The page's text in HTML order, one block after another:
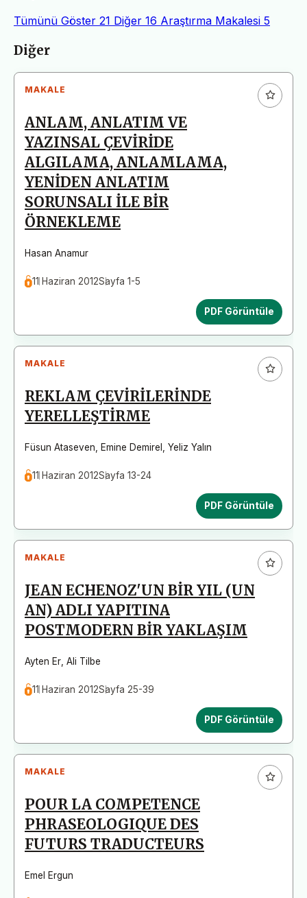
Tümünü Göster 21 Diğer 16 Araştırma Makalesi 5
Makaleler
Diğer
MAKALE
ANLAM, ANLATIM VE
YAZINSAL ÇEVİRİDE
ALGILAMA, ANLAMLAMA,
YENİDEN ANLATIM
SORUNSALI İLE BİR
ÖRNEKLEME
Hasan Anamur
11 Haziran 2012Sayfa 1-5
PDF Görüntüle
MAKALE
REKLAM ÇEVİRİLERİNDE
YERELLEŞTİRME
Füsun Ataseven Emine Demirel Yeliz Yalın
11 Haziran 2012Sayfa 13-24
PDF Görüntüle
MAKALE
JEAN ECHENOZ'UN BİR YIL (UN
AN) ADLI YAPITINA
POSTMODERN BİR YAKLAŞIM
Ayten Er Ali Tilbe
11 Haziran 2012Sayfa 25-39
PDF Görüntüle
MAKALE
POUR LA COMPETENCE
PHRASEOLOGIQUE DES
FUTURS TRADUCTEURS
Emel Ergun